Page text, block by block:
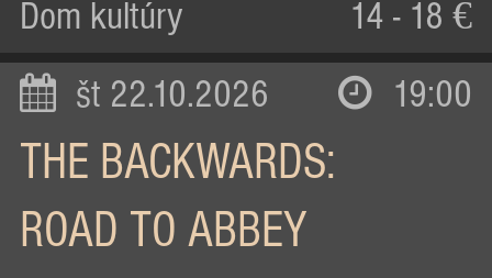
Dom kultúry 14 - 18 €
št 22.10.2026 19:00
THE BACKWARDS:
ROAD TO ABBEY